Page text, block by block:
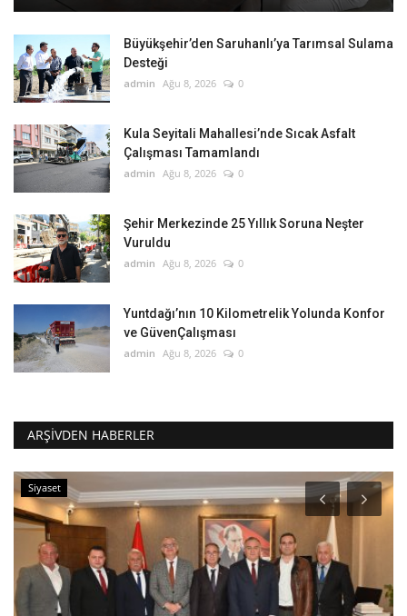
Büyükşehir’den Saruhanlı’ya Tarımsal Sulama
Desteği
admin Ağu 8, 2026 0
Kula Seyitali Mahallesi’nde Sıcak Asfalt
Çalışması Tamamlandı
admin Ağu 8, 2026 0
Şehir Merkezinde 25 Yıllık Soruna Neşter
Vuruldu
admin Ağu 8, 2026 0
Yuntdağı’nın 10 Kilometrelik Yolunda Konfor
ve GüvenÇalışması
admin Ağu 8, 2026 0
ARŞIVDEN HABERLER
Siyaset